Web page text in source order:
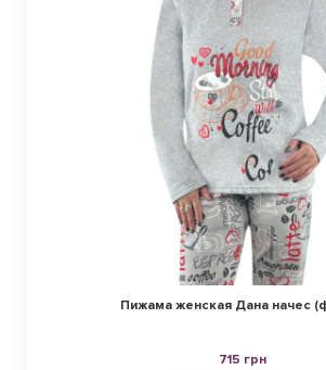
Пижама женская Дана начес
715 грн